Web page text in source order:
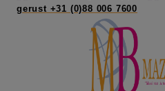
gerust +31 (0)88 006 7600